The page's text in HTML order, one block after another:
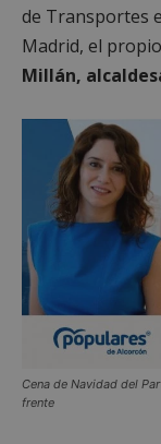
de Transportes
Madrid, el propio
Millán,
Cena de Navidad del
frente